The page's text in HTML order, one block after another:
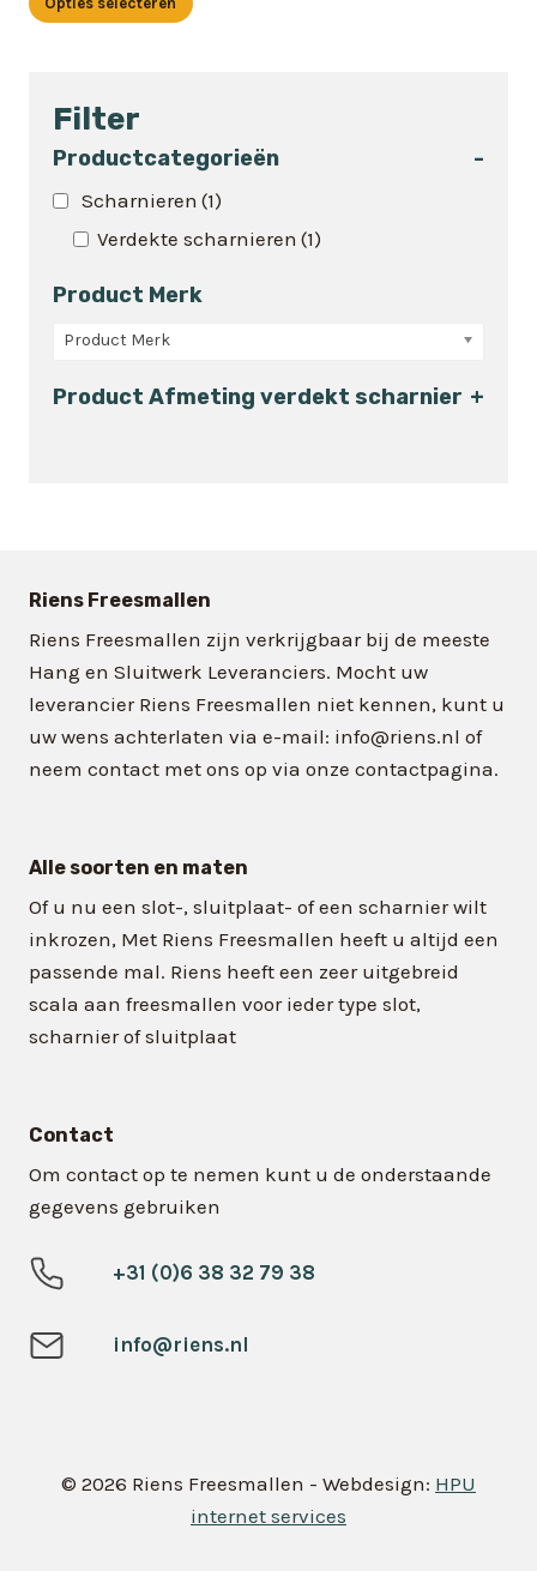
meerdere
variaties.
optie
worden
productpagina
Filter
Productcategorieën -
Scharnieren (1)
Verdekte scharnieren (1)
Product Merk
Product Merk
Product Afmeting verdekt scharnier +
Riens Freesmallen
Riens Freesmallen zijn verkrijgbaar bij de meeste
Hang en Sluitwerk Leveranciers. Mocht uw
leverancier Riens Freesmallen niet kennen, kunt u
uw wens achterlaten via e-mail: info@riens.nl of
neem contact met ons op via onze contactpagina.
Alle soorten en maten
Of u nu een slot-, sluitplaat- of een scharnier wilt
inkrozen, Met Riens Freesmallen heeft u altijd een
passende mal. Riens heeft een zeer uitgebreid
scala aan freesmallen voor ieder type slot,
scharnier of sluitplaat
Contact
Om contact op te nemen kunt u de onderstaande
gegevens gebruiken
+31 (0)6 38 32 79 38
info@riens.nl
© 2026 Riens Freesmallen - Webdesign: HPU
internet services